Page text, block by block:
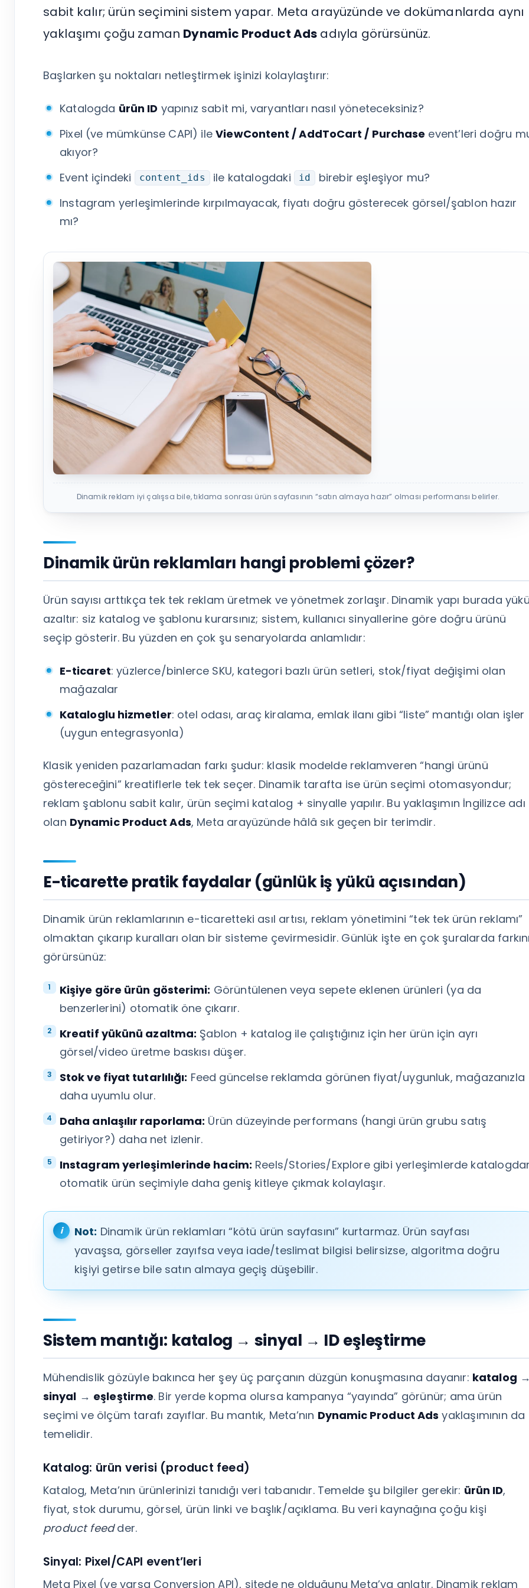
sabit kalır; ürün seçimini sistem yapar. Meta arayüzünde ve dokümanlarda aynı
yaklaşımı çoğu zaman Dynamic Product Ads adıyla görürsünüz.
Başlarken şu noktaları netleştirmek işinizi kolaylaştırır:
Katalogda ürün ID yapınız sabit mi, varyantları nasıl yöneteceksiniz?
Pixel (ve mümkünse CAPI) ileViewContent / AddToCart / Purchase event’leri doğru
akıyor?
Event içindeki
content_ids ile katalogdaki id
birebir eşleşiyor mu?
Instagram yerleşimlerinde kırpılmayacak, fiyatı doğru gösterecek görsel/şablon hazır
mı?
Dinamik reklam iyi çalışsa bile, tıklama sonrası ürün sayfasının “satın almaya hazır” olması performansı belirler.
Dinamik ürün reklamları hangi problemi çözer?
Ürün sayısı arttıkça tek tek reklam üretmek ve yönetmek zorlaşır. Dinamik yapı burada
azaltır: siz katalog ve şablonu kurarsınız; sistem, kullanıcı sinyallerine göre doğru ürünü
seçip gösterir. Bu yüzden en çok şu senaryolarda anlamlıdır:
E-ticaret: yüzlerce/binlerce SKU, kategori bazlı ürün setleri, stok/fiyat değişimi olan
mağazalar
Kataloglu hizmetler: otel odası, araç kiralama, emlak ilanı gibi “liste” mantığı olan işler
(uygun entegrasyonla)
Klasik yeniden pazarlamadan farkı şudur: klasik modelde reklamveren “hangi ürünü
göstereceğini” kreatiflerle tek tek seçer. Dinamik tarafta ise ürün seçimi otomasyondur;
reklam şablonu sabit kalır, ürün seçimi katalog + sinyalle yapılır. Bu yaklaşımın İngilizce adı
olan Dynamic Product Ads, Meta arayüzünde hâlâ sık geçen bir terimdir.
E-ticarette pratik faydalar (günlük iş yükü açısından)
Dinamik ürün reklamlarının e-ticaretteki asıl artısı, reklam yönetimini “tek tek ürün reklamı”
olmaktan çıkarıp kuralları olan bir sisteme çevirmesidir. Günlük işte en çok şuralarda
görürsünüz:
Kişiye göre ürün gösterimi: Görüntülenen veya sepete eklenen ürünleri (ya da
benzerlerini) otomatik öne çıkarır.
Kreatif yükünü azaltma: Şablon + katalog ile çalıştığınız için her ürün için ayrı
görsel/video üretme baskısı düşer.
Stok ve fiyat tutarlılığı: Feed güncelse reklamda görünen fiyat/uygunluk, mağazanızla
daha uyumlu olur.
Daha anlaşılır raporlama: Ürün düzeyinde performans (hangi ürün grubu satış
getiriyor?) daha net izlenir.
Instagram yerleşimlerinde hacim: Reels/Stories/Explore gibi yerleşimlerde
otomatik ürün seçimiyle daha geniş kitleye çıkmak kolaylaşır.
Not: Dinamik ürün reklamları “kötü ürün sayfasını” kurtarmaz. Ürün sayfası
yavaşsa, görseller zayıfsa veya iade/teslimat bilgisi belirsizse, algoritma doğru
kişiyi getirse bile satın almaya geçiş düşebilir.
Sistem mantığı: katalog → sinyal → ID eşleştirme
Mühendislik gözüyle bakınca her şey üç parçanın düzgün konuşmasına dayanır: katalog
sinyal → eşleştirme. Bir yerde kopma olursa kampanya “yayında” görünür; ama ürün
seçimi ve ölçüm tarafı zayıflar. Bu mantık, Meta’nın Dynamic Product Ads yaklaşımının da
temelidir.
Katalog: ürün verisi (product feed)
Katalog, Meta’nın ürünlerinizi tanıdığı veri tabanıdır. Temelde şu bilgiler gerekir: ürün ID,
fiyat, stok durumu, görsel, ürün linki ve başlık/açıklama. Bu veri kaynağına çoğu kişi
product feedder.
Sinyal: Pixel/CAPI event’leri
Meta Pixel (ve varsa Conversion API), sitede ne olduğunu Meta’ya anlatır. Dinamik reklam